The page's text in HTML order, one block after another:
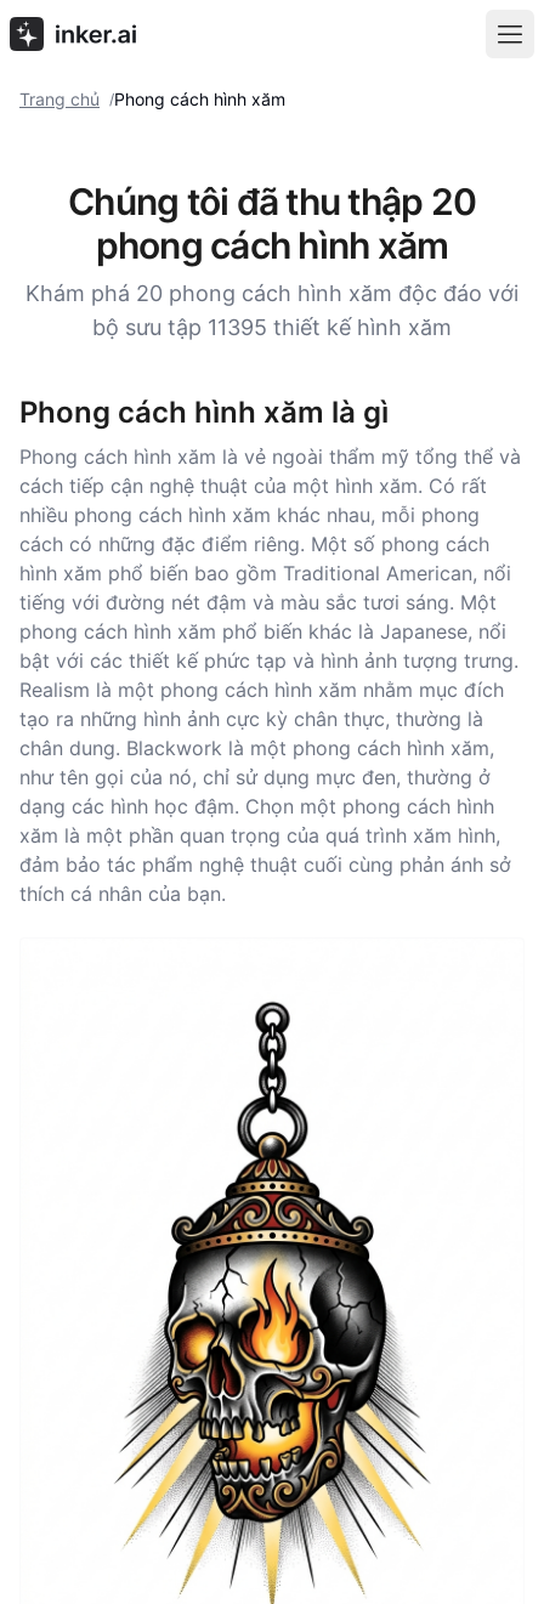
Trang chủ /Phong cách hình xăm
Chúng tôi đã thu thập 20
phong cách hình xăm
Khám phá 20 phong cách hình xăm độc đáo với
bộ sưu tập 11395 thiết kế hình xăm
Phong cách hình xăm là gì
Phong cách hình xăm là vẻ ngoài thẩm mỹ tổng thể và
cách tiếp cận nghệ thuật của một hình xăm. Có rất
nhiều phong cách hình xăm khác nhau, mỗi phong
cách có những đặc điểm riêng. Một số phong cách
hình xăm phổ biến bao gồm Traditional American, nổi
tiếng với đường nét đậm và màu sắc tươi sáng. Một
phong cách hình xăm phổ biến khác là Japanese, nổi
bật với các thiết kế phức tạp và hình ảnh tượng trưng.
Realism là một phong cách hình xăm nhằm mục đích
tạo ra những hình ảnh cực kỳ chân thực, thường là
chân dung. Blackwork là một phong cách hình xăm,
như tên gọi của nó, chỉ sử dụng mực đen, thường ở
dạng các hình học đậm. Chọn một phong cách hình
xăm là một phần quan trọng của quá trình xăm hình,
đảm bảo tác phẩm nghệ thuật cuối cùng phản ánh sở
thích cá nhân của bạn.